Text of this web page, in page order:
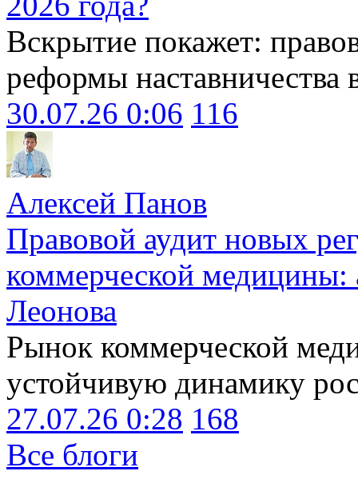
Вскрытие покажет:
реформы наставничества
30.07.26 0:06 116
Алексей Панов
Правовой аудит новых
коммерческой медицины:
Леонова
Рынок коммерческой
устойчивую динамику
27.07.26 0:28 168
Все блоги